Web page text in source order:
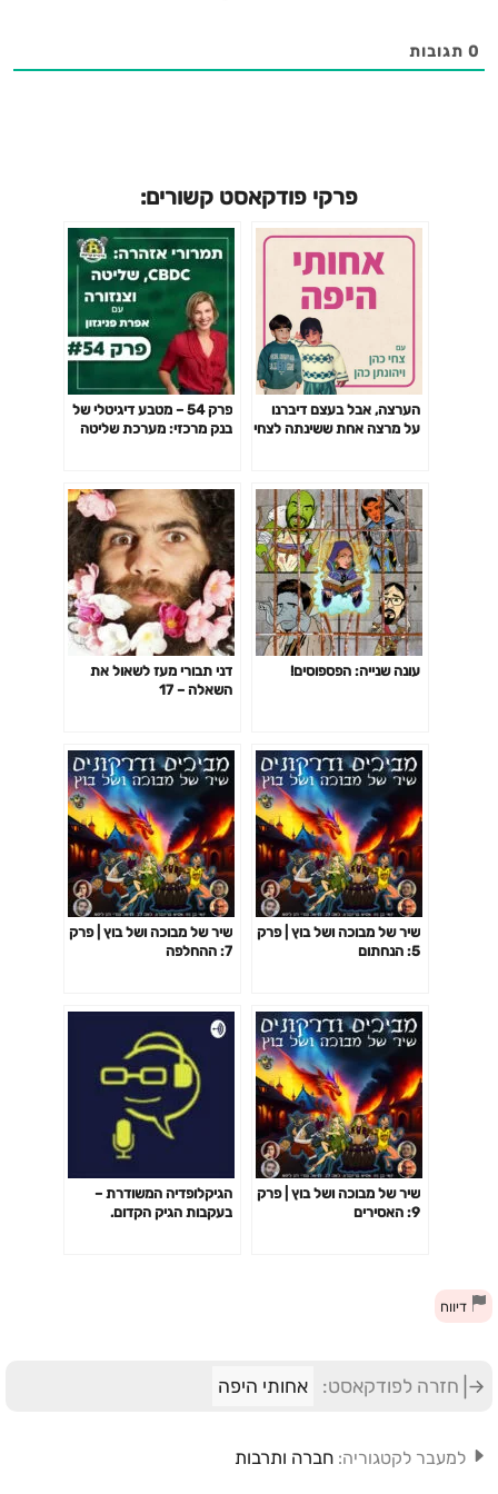
בוטנר, לחן: עילי בוטנר - פלייליסט עם כל השירים שהופיעו בפינה
בין השורות:
0 תגובות
פרקי פודקאסט קשורים:
הערצה, אבל בעצם דיברנו
על מרצה אחת ששינתה לצחי
פרק 54 – מטבע דיגיטלי של
בנק מרכזי: מערכת שליטה
עונה שנייה: הפספוסים!
דני תבורי מעז לשאול את
השאלה – 17
שיר של מבוכה ושל בוץ | פרק
5: הנחתום
שיר של מבוכה ושל בוץ | פרק
7: ההחלפה
שיר של מבוכה ושל בוץ | פרק
9: האסירים
הגיקלופדיה המשודרת –
בעקבות הגיק הקדום.
דיווח
חזרה לפודקאסט: אחותי היפה
למעבר לקטגוריה: חברה ותרבות